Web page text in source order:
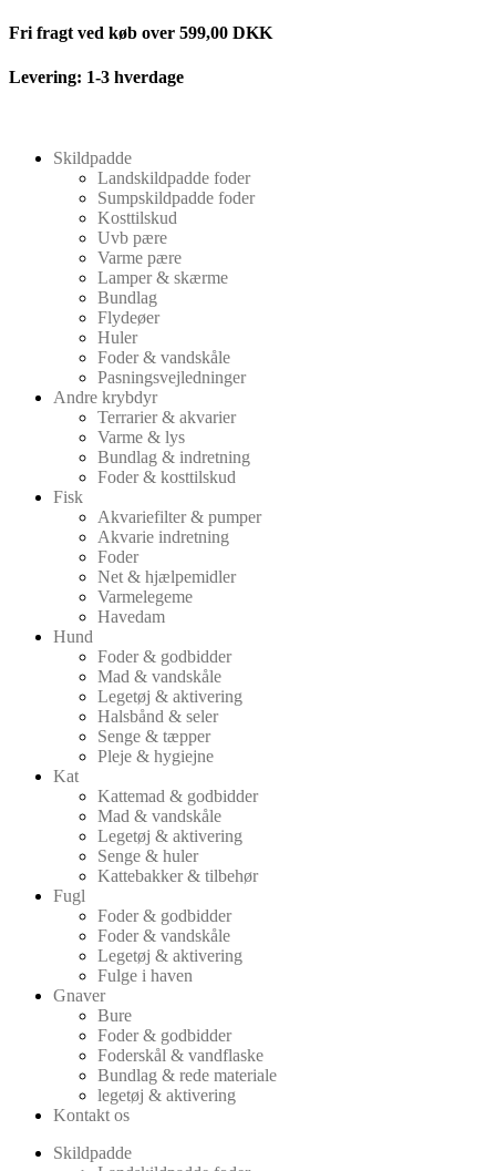
Videre
indhold
Fri fragt ved køb over 599,00 DKK
Levering: 1-3 hverdage
Skildpadde
Landskildpadde foder
Sumpskildpadde foder
Kosttilskud
Uvb pære
Varme pære
Lamper & skærme
Bundlag
Flydeøer
Huler
Foder & vandskåle
Pasningsvejledninger
Andre krybdyr
Terrarier & akvarier
Varme & lys
Bundlag & indretning
Foder & kosttilskud
Fisk
Akvariefilter & pumper
Akvarie indretning
Foder
Net & hjælpemidler
Varmelegeme
Havedam
Hund
Foder & godbidder
Mad & vandskåle
Legetøj & aktivering
Halsbånd & seler
Senge & tæpper
Pleje & hygiejne
Kat
Kattemad & godbidder
Mad & vandskåle
Legetøj & aktivering
Senge & huler
Kattebakker & tilbehør
Fugl
Foder & godbidder
Foder & vandskåle
Legetøj & aktivering
Fulge i haven
Gnaver
Bure
Foder & godbidder
Foderskål & vandflaske
Bundlag & rede materiale
legetøj & aktivering
Kontakt os
Skildpadde